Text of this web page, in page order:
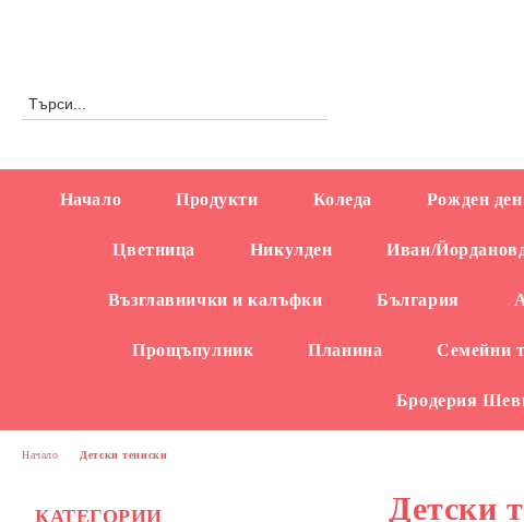
Начало Продукти Коледа Рожден ден
Цветница Никулден Иван/
Възглавнички и калъфки България
Прощъпулник Планина Семейни
Бродерия
КАТЕГОРИИ
Начало Детски тениски
Детски